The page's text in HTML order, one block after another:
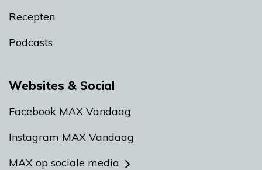
Recepten
Podcasts
Websites & Social
Facebook MAX Vandaag
Instagram MAX Vandaag
MAX op sociale media